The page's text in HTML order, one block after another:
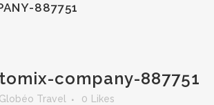
887751
company-887751
Travel 0 Likes